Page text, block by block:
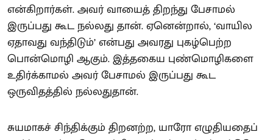
என்கிறார்கள். அவர் வாயைத் திறந்து பேசாமல்
இருப்பது கூட நல்லது தான். ஏனென்றால், ‘வாயில
ஏதாவது வந்திடும்’ என்பது அவரது புகழ்பெற்ற
பொன்மொழி ஆகும். இத்தகைய புண்மொழிகளை
உதிர்க்காமல் அவர் பேசாமல் இருப்பது கூட
ஒருவிதத்தில் நல்லதுதான்.
சுயமாகச் சிந்திக்கும் திறனற்ற, யாரோ எழுதியதைப்